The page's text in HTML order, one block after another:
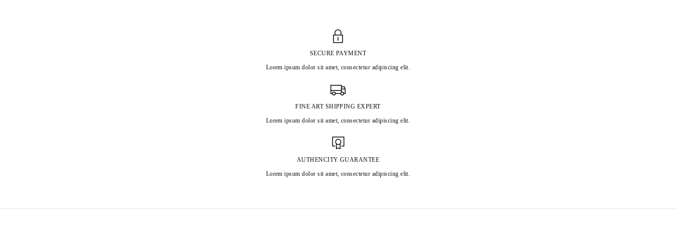
SECURE PAYMENT
Lorem ipsum dolor sit amet, consectetur adipiscing elit.
FINE ART SHIPPING EXPERT
Lorem ipsum dolor sit amet, consectetur adipiscing elit.
AUTHENCITY GUARANTEE
Lorem ipsum dolor sit amet, consectetur adipiscing elit.